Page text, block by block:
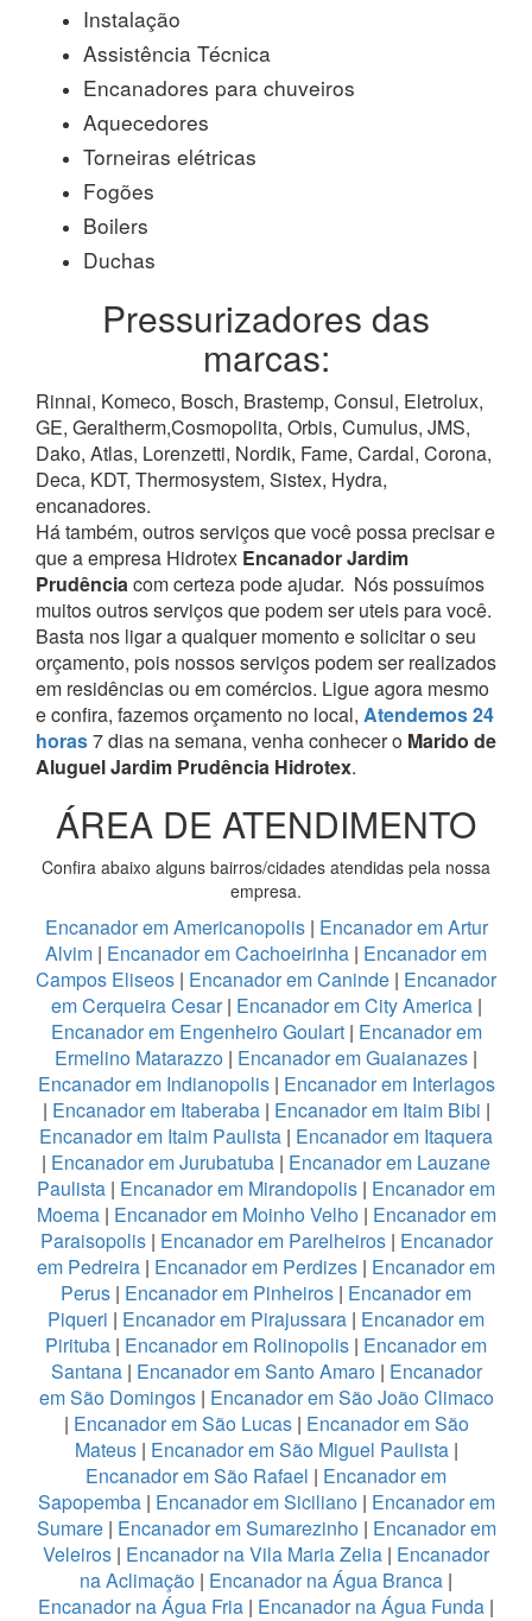
Instalação
Assistência Técnica
Encanadores para chuveiros
Aquecedores
Torneiras elétricas
Fogões
Boilers
Duchas
Pressurizadores das
marcas:
Rinnai, Komeco, Bosch, Brastemp, Consul, Eletrolux,
GE, Geraltherm,Cosmopolita, Orbis, Cumulus, JMS,
Dako, Atlas, Lorenzetti, Nordik, Fame, Cardal, Corona,
Deca, KDT, Thermosystem, Sistex, Hydra,
encanadores.
Há também, outros serviços que você possa precisar e
que a empresa Hidrotex Encanador Jardim
Prudênciacom certeza pode ajudar. Nós possuímos
muitos outros serviços que podem ser uteis para você.
Basta nos ligar a qualquer momento e solicitar o seu
orçamento, pois nossos serviços podem ser realizados
em residências ou em comércios. Ligue agora mesmo
e confira, fazemos orçamento no local, Atendemos 24
horas7 dias na semana, venha conhecer o Marido de
Aluguel Jardim Prudência Hidrotex.
ÁREA DE ATENDIMENTO
Confira abaixo alguns bairros/cidades atendidas pela nossa
empresa.
Encanador em Americanopolis | Encanador em Artur
Alvim | Encanador em Cachoeirinha | Encanador em
Campos Eliseos | Encanador em Caninde | Encanador
em Cerqueira Cesar| Encanador em City America |
Encanador em Engenheiro Goulart | Encanador em
Ermelino Matarazzo | Encanador em Guaianazes |
Encanador em Indianopolis| Encanador em Interlagos
| Encanador em Itaberaba| Encanador em Itaim Bibi |
Encanador em Itaim Paulista | Encanador em Itaquera
| Encanador em Jurubatuba | Encanador em Lauzane
Paulista | Encanador em Mirandopolis | Encanador em
Moema| Encanador em Moinho Velho | Encanador em
Paraisopolis| Encanador em Parelheiros| Encanador
em Pedreira | Encanador em Perdizes | Encanador em
Perus | Encanador em Pinheiros | Encanador em
Piqueri | Encanador em Pirajussara | Encanador em
Pirituba | Encanador em Rolinopolis | Encanador em
Santana| Encanador em Santo Amaro| Encanador
em São Domingos| Encanador em São João Climaco
| Encanador em São Lucas| Encanador em São
Mateus | Encanador em São Miguel Paulista|
Encanador em São Rafael | Encanador em
Sapopemba | Encanador em Siciliano| Encanador em
Sumare| Encanador em Sumarezinho| Encanador em
Veleiros | Encanador na Vila Maria Zelia | Encanador
na Aclimação | Encanador na Água Branca |
Encanador na Água Fria | Encanador na Água Funda |